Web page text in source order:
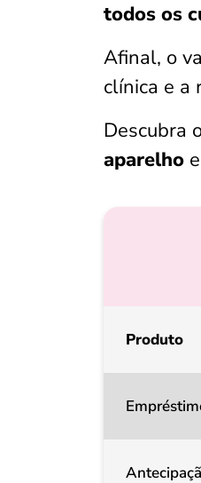
todos os
Afinal, o
clínica e a
Descubra
aparelho
Produto